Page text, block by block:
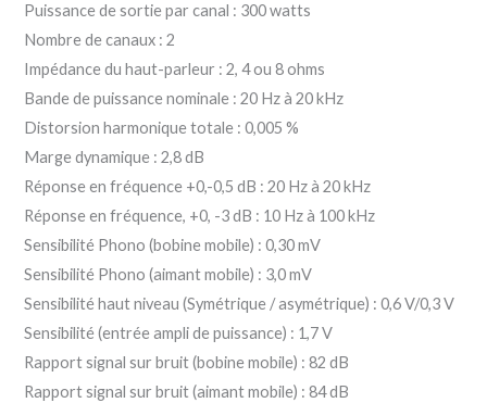
Puissance de sortie par canal : 300 watts
Nombre de canaux : 2
Impédance du haut-parleur : 2, 4 ou 8 ohms
Bande de puissance nominale : 20 Hz à 20 kHz
Distorsion harmonique totale : 0,005 %
Marge dynamique : 2,8 dB
Réponse en fréquence +0,-0,5 dB : 20 Hz à 20 kHz
Réponse en fréquence, +0, -3 dB : 10 Hz à 100 kHz
Sensibilité Phono (bobine mobile) : 0,30 mV
Sensibilité Phono (aimant mobile) : 3,0 mV
Sensibilité haut niveau (Symétrique / asymétrique) : 0,6 V/0,3 V
Sensibilité (entrée ampli de puissance) : 1,7 V
Rapport signal sur bruit (bobine mobile) : 82 dB
Rapport signal sur bruit (aimant mobile) : 84 dB